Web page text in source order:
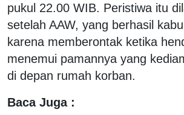
pukul 22.00 WIB. Peristiwa itu
setelah AAW, yang berhasil
karena memberontak ketika
menemui pamannya yang
di depan rumah korban.
Baca Juga :